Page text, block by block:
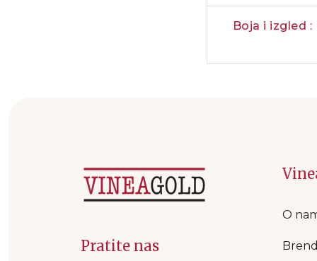
Boja i izgled :
Pratite nas
O